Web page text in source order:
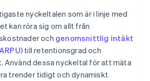
nyckeltalen som är i linje med
kan röra sig om allt från
och genomsnittlig intäkt
till retentionsgrad och
Använd dessa nyckeltal för att mäta
trender tidigt och dynamiskt